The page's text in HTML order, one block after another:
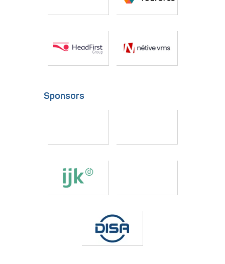
Sponsors